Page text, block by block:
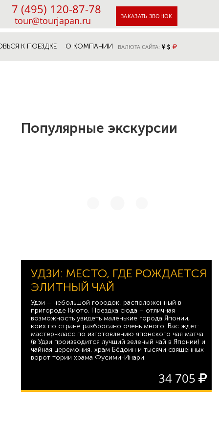
7 (495) 120-87-78
tour@tourjapan.ru ЗАКАЗАТЬ ЗВОНОК
К ПОЕЗДКЕ О КОМПАНИИ ВАЛЮТА САЙТА:
Популярные экскурсии
УДЗИ: МЕСТО, ГДЕ РОЖДАЕТСЯ
ЭЛИТНЫЙ ЧАЙ
Удзи – небольшой городок, расположенный в
пригороде Киото. Поездка сюда – отличная
возможность увидеть маленькие города Японии,
коих по стране разбросано очень много. Вас ждет:
мастер-класс по изготовлению японского чая матча
(в Удзи производится лучший зеленый чай в Японии) и
чайная церемония, храм Бёдоин и тысячи священных
ворот тории храма Фусими-Инари.
34 705